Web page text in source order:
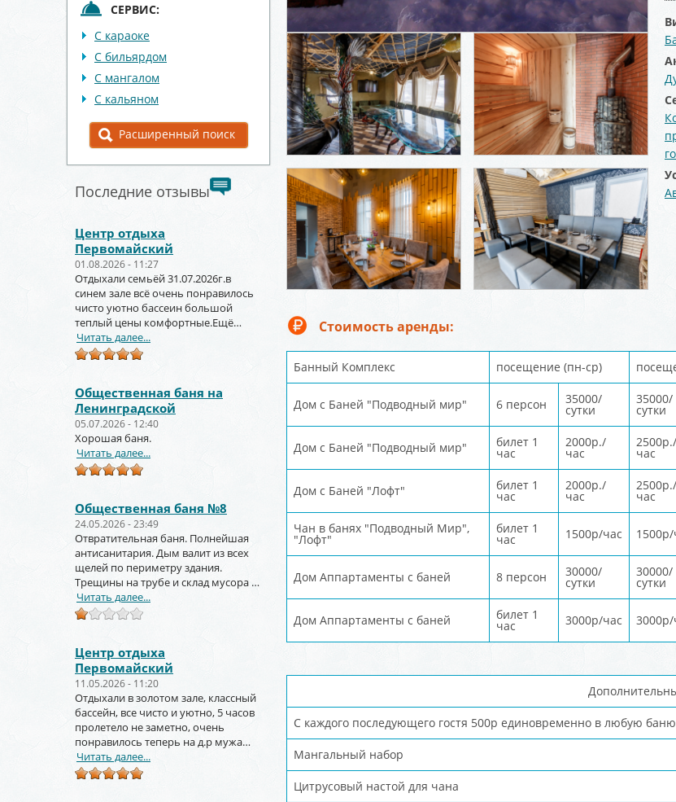
СЕРВИС:
С караоке
С бильярдом
С мангалом
С кальяном
Расширенный поиск
Последние отзывы
Центр отдыха
Первомайский
01.08.2026 - 11:27
Отдыхали семьёй 31.07.2026г.в
синем зале всё очень понравилось
чисто уютно бассеин большой
теплый цены комфортные.Ещё
вернёмся и не раз!!!
Читать далее...
Общественная баня на
Ленинградской
05.07.2026 - 12:40
Хорошая баня.
Читать далее...
Общественная баня №8
24.05.2026 - 23:49
Отвратительная баня. Полнейшая
антисанитария. Дым валит из всех
щелей по периметру здания.
Трещины на трубе и склад мусора за
торцом зданиями.
Читать далее...
Центр отдыха
Первомайский
11.05.2026 - 11:20
Отдыхали в золотом зале, классный
бассейн, все чисто и уютно, 5 часов
пролетело не заметно, очень
понравилось теперь на д.р мужа
тоже будем заказывать
Читать далее...
Стоимость аренды:
Банный Комплекс посещение (пн-ср)
Дом с Баней "Подводный мир" 6 персон 35000/
сутки
35000/
сутки
Дом с Баней "Подводный мир"
билет 1
час
2000р./
час
2500р./
час
Дом с Баней "Лофт" билет 1
час
2000р./
час
2500р./
час
Чан в банях "Подводный Мир",
"Лофт"
билет 1
час 1500р/час 1500р/
Дом Аппартаменты с баней 8 персон 30000/
сутки
30000/
сутки
Дом Аппартаменты с баней
билет 1
час 3000р/час 3000р/
С каждого последующего гостя 500р единовременно в любую баню
Мангальный набор
Цитрусовый настой для чана